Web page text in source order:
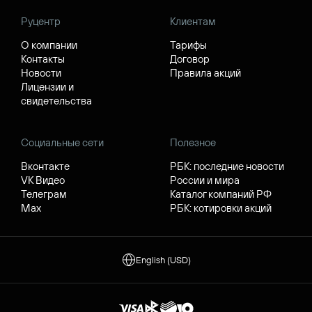
Руцентр
О компании
Контакты
Новости
Лицензии и
свидетельства
Клиентам
Тарифы
Договор
Правила акций
Социальные сети
Вконтакте
VK Видео
Телеграм
Max
Полезное
РБК: последние новости
России и мира
Каталог компаний РФ
РБК: котировки акций
English (USD)